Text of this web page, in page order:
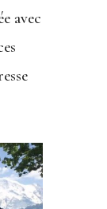
avec